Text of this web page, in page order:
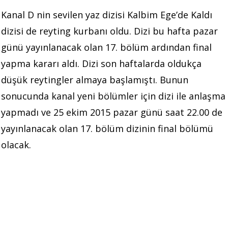
Kanal D nin sevilen yaz dizisi Kalbim Ege’de Kaldı
dizisi de reyting kurbanı oldu. Dizi bu hafta pazar
günü yayınlanacak olan 17. bölüm ardından final
yapma kararı aldı. Dizi son haftalarda oldukça
düşük reytingler almaya başlamıştı. Bunun
sonucunda kanal yeni bölümler için dizi ile anlaşma
yapmadı ve 25 ekim 2015 pazar günü saat 22.00 de
yayınlanacak olan 17. bölüm dizinin final bölümü
olacak.